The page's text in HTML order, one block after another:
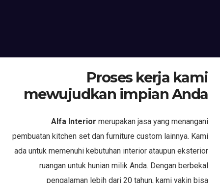
Proses kerja kami
mewujudkan impian Anda
Alfa Interior merupakan jasa yang menangani
pembuatan kitchen set dan furniture custom lainnya. Kami
ada untuk memenuhi kebutuhan interior ataupun eksterior
ruangan untuk hunian milik Anda. Dengan berbekal
pengalaman lebih dari 20 tahun, kami yakin bisa